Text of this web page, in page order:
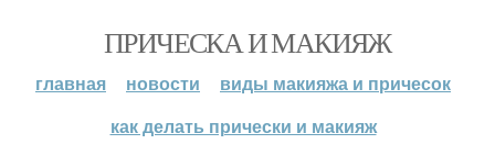
ПРИЧЕСКА И МАКИЯЖ
главная новости
виды макияжа и причесок
как делать прически и макияж